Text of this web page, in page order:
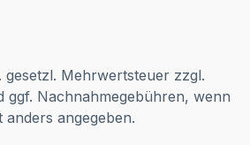
gesetzl. Mehrwertsteuer zzgl.
ggf. Nachnahmegebühren, wenn
anders angegeben.